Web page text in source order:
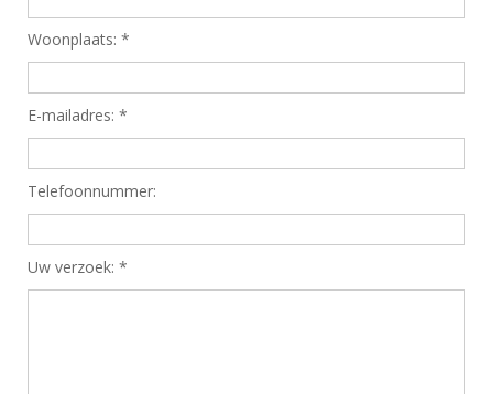
Woonplaats: *
E-mailadres: *
Telefoonnummer:
Uw verzoek: *